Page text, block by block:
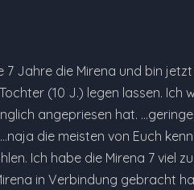
Jahre die Mirena und bin
(10 J.) legen lassen.
angepriesen hat.
die meisten von Euch
Ich habe die Mirena 7 viel
in Verbindung gebracht